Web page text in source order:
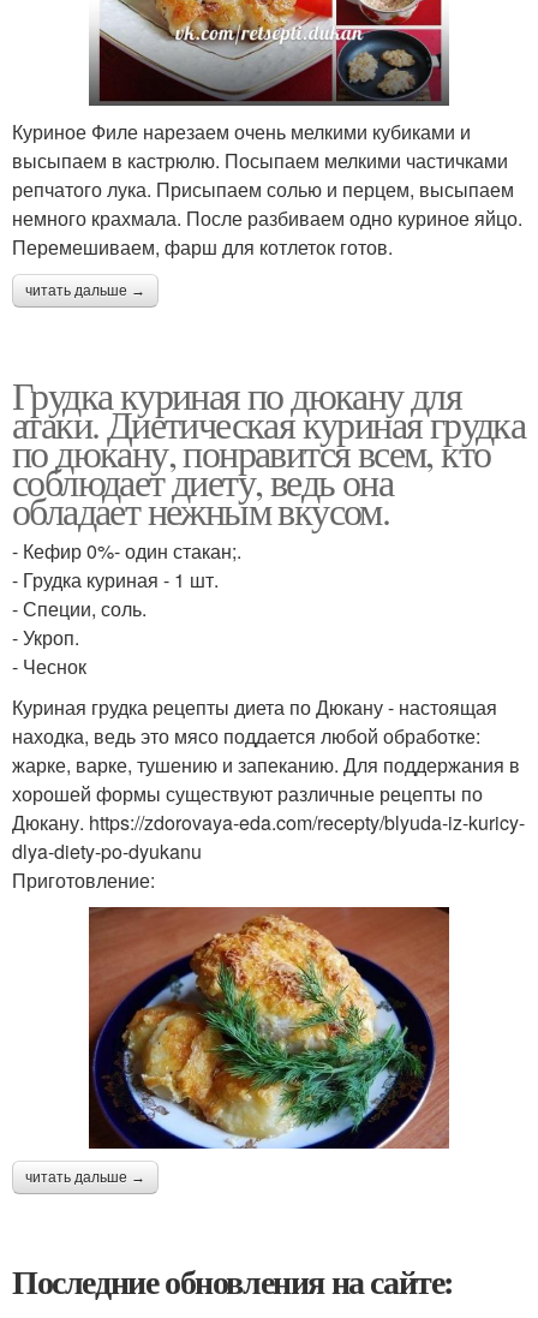
Куриное Филе нарезаем очень мелкими кубиками и
высыпаем в кастрюлю. Посыпаем мелкими частичками
репчатого лука. Присыпаем солью и перцем, высыпаем
немного крахмала. После разбиваем одно куриное яйцо.
Перемешиваем, фарш для котлеток готов.
читать дальше →
Грудка куриная по дюкану для
атаки. Диетическая куриная грудка
по дюкану, понравится всем, кто
соблюдает диету, ведь она
обладает нежным вкусом.
- Кефир 0%- один стакан;.
- Грудка куриная - 1 шт.
- Специи, соль.
- Укроп.
- Чеснок
Куриная грудка рецепты диета по Дюкану - настоящая
находка, ведь это мясо поддается любой обработке:
жарке, варке, тушению и запеканию. Для поддержания в
хорошей формы существуют различные рецепты по
Дюкану. https://zdorovaya-eda.com/recepty/blyuda-iz-kuricy-
dlya-diety-po-dyukanu
Приготовление:
читать дальше →
Последние обновления на сайте: